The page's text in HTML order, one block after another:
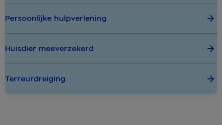
Persoonlijke hulpverlening
Huisdier meeverzekerd
Terreurdreiging